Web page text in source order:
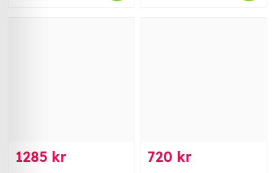
1285 kr 720 kr